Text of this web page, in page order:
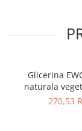
Glicerina
naturala
kosher/
270,53